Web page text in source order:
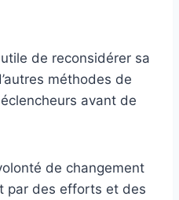
utile de reconsidérer sa
méthodes de
avant de
de changement
par des efforts et des